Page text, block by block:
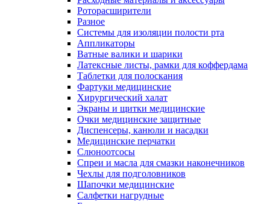
Роторасширители
Разное
Системы для изоляции полости рта
Аппликаторы
Ватные валики и шарики
Латексные листы, рамки для коффердама
Таблетки для полоскания
Фартуки медицинские
Хирургический халат
Экраны и щитки медицинские
Очки медицинские защитные
Диспенсеры, канюли и насадки
Медицинские перчатки
Слюноотсосы
Спреи и масла для смазки наконечников
Чехлы для подголовников
Шапочки медицинские
Салфетки нагрудные